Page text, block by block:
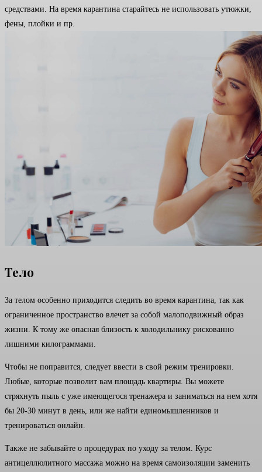
средствами. На время карантина старайтесь не использовать утюжки,
фены, плойки и пр.
Тело
За телом особенно приходится следить во время карантина, так как
ограниченное пространство влечет за собой малоподвижный образ
жизни. К тому же опасная близость к холодильнику рискованно
лишними килограммами.
Чтобы не поправится, следует ввести в свой режим тренировки.
Любые, которые позволит вам площадь квартиры. Вы можете
стряхнуть пыль с уже имеющегося тренажера и заниматься на нем хотя
бы 20-30 минут в день, или же найти единомышленников и
тренироваться онлайн.
Также не забывайте о процедурах по уходу за телом. Курс
антицеллюлитного массажа можно на время самоизоляции заменить